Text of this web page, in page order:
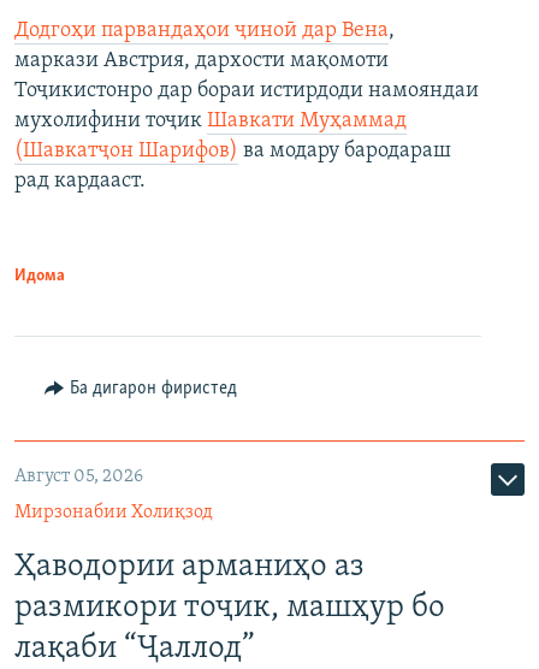
Додгоҳи парвандаҳои ҷиноӣ дар Вена,
маркази Австрия, дархости мақомоти
Тоҷикистонро дар бораи истирдоди намояндаи
мухолифини тоҷик Шавкати Муҳаммад
(Шавкатҷон Шарифов) ва модару бародараш
рад кардааст.
Идома
Ба дигарон фиристед
Август 05, 2026
Мирзонабии Холиқзод
Ҳаводории арманиҳо аз
размикори тоҷик, машҳур бо
лақаби “Ҷаллод”